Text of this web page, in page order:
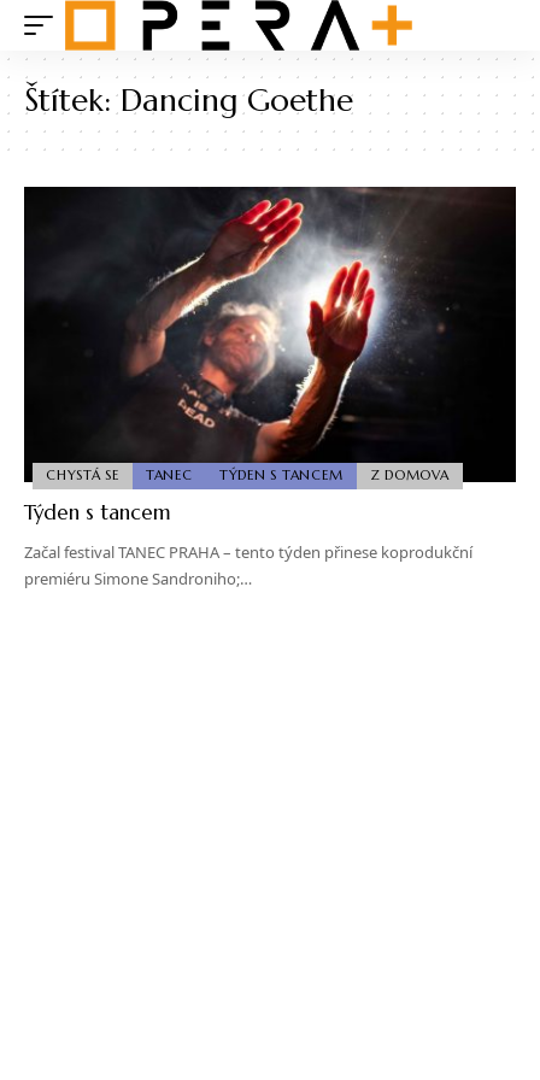
Štítek:Dancing Goethe
CHYSTÁ SE TANEC TÝDEN S TANCEM Z DOMOVA
Týden s tancem
Začal festival TANEC PRAHA – tento týden přinese koprodukční
premiéru Simone Sandroniho;…